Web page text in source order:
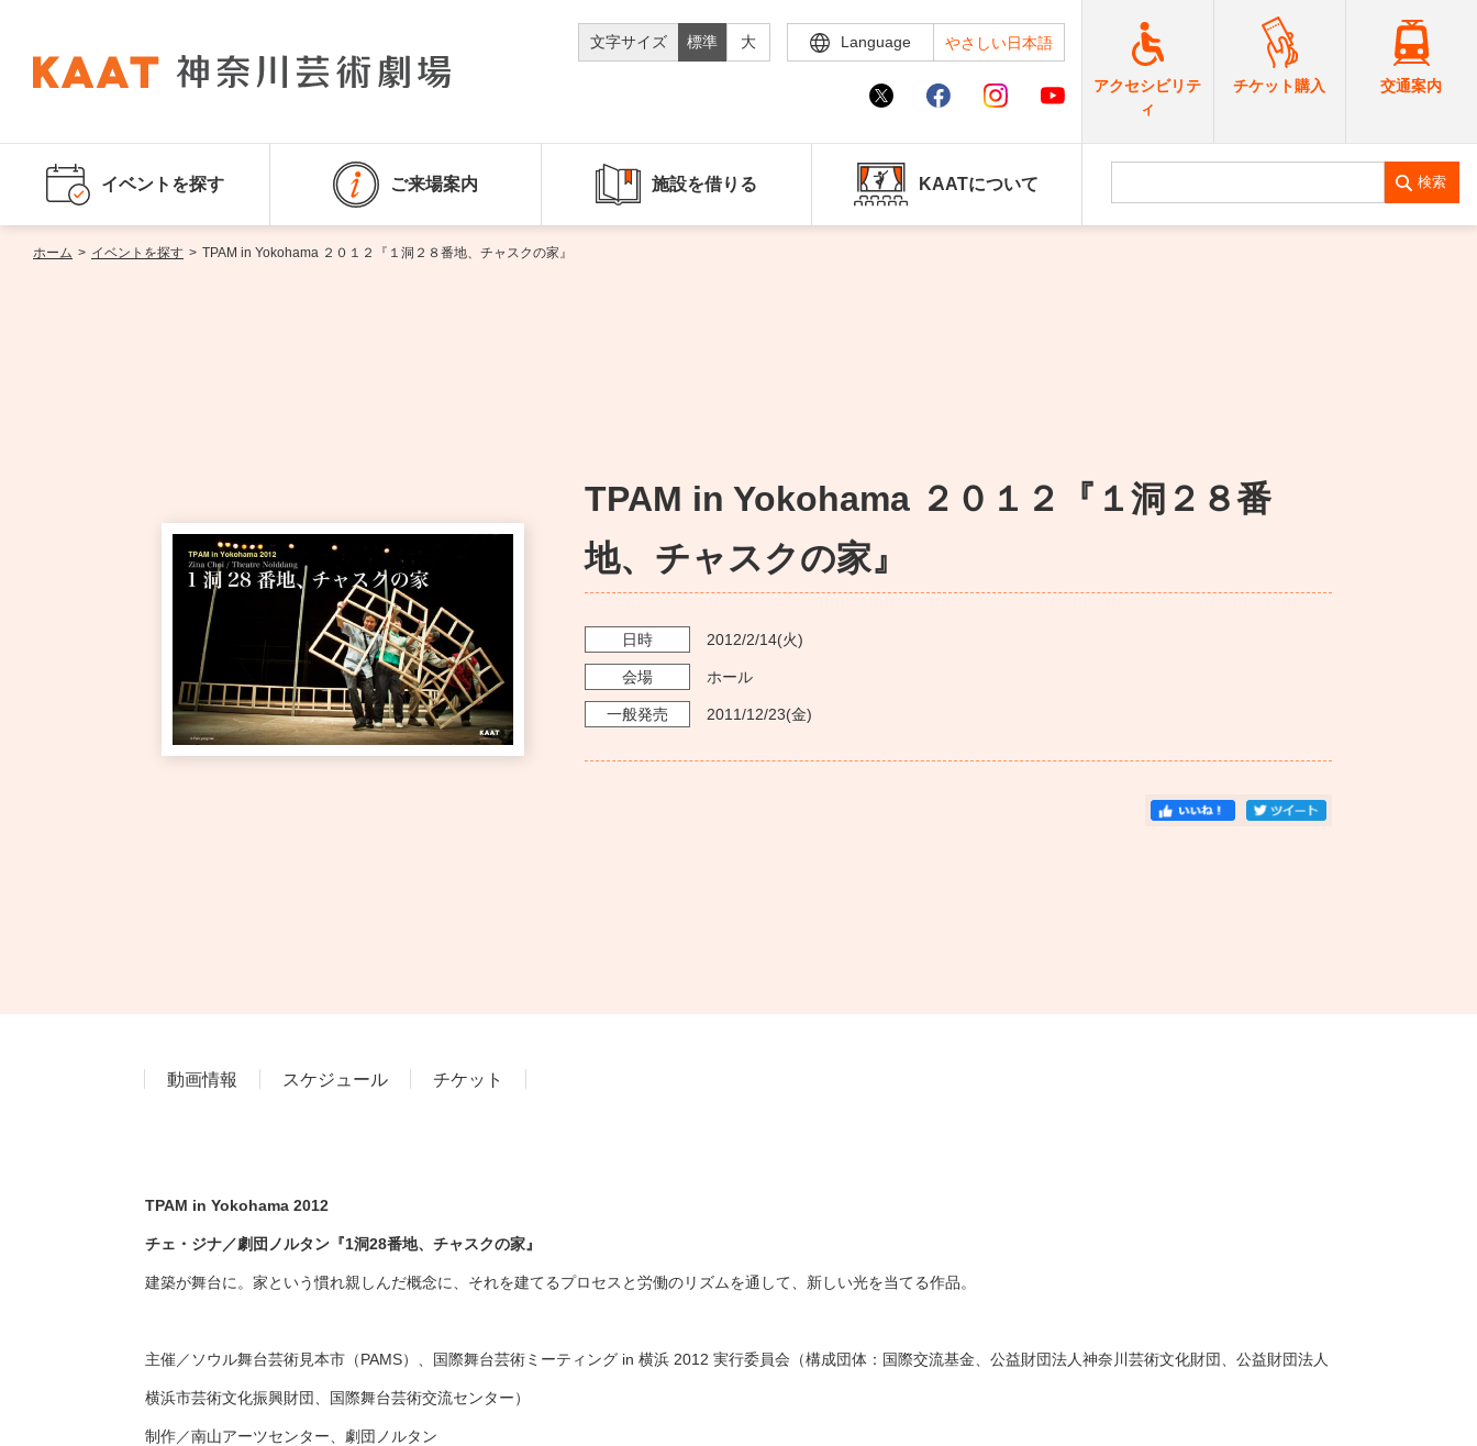
文字サイズ 標準 大 Language やさしい日本語
アクセシビリテ
ィ
チケット購入 交通案内
イベントを探す ご来場案内 施設を借りる KAATについて 検索
ホーム > イベントを探す > TPAM in Yokohama ２０１２『１洞２８番地、チャスクの家』
TPAM in Yokohama ２０１２『１洞２８番
地、チャスクの家』
日時 2012/2/14(火)
会場 ホール
一般発売 2011/12/23(金)
動画情報 スケジュール チケット
TPAM in Yokohama 2012
チェ・ジナ／劇団ノルタン『1洞28番地、チャスクの家』
建築が舞台に。家という慣れ親しんだ概念に、それを建てるプロセスと労働のリズムを通して、新しい光を当てる作品。
主催／ソウル舞台芸術見本市（PAMS）、国際舞台芸術ミーティング in 横浜 2012 実行委員会（構成団体：国際交流基金、公益財団法人神奈川芸術文化財団、公益財団法人
横浜市芸術文化振興財団、国際舞台芸術交流センター）
制作／南山アーツセンター、劇団ノルタン